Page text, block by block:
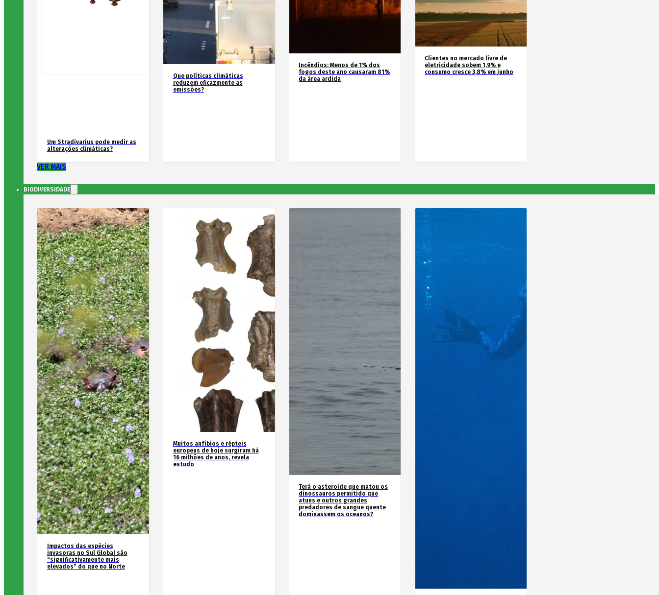
Um Stradivarius pode medir as
alterações climáticas?
Que políticas climáticas
reduzem eficazmente as
emissões?
Incêndios: Menos de 1% dos
fogos deste ano causaram 81%
da área ardida
Clientes no mercado livre de
eletricidade sobem 1,9% e
consumo cresce 3,8% em junho
VER MAIS
BIODIVERSIDADE
Impactos das espécies
invasoras no Sul Global são
“significativamente mais
elevados” do que no Norte
Muitos anfíbios e répteis
europeus de hoje surgiram há
16 milhões de anos, revela
estudo
Terá o asteroide que matou os
dinossauros permitido que
atuns e outros grandes
predadores de sangue quente
dominassem os oceanos?